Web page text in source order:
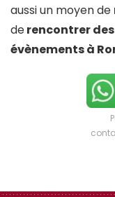
aussi un moyen de
derencontrer
évènements à